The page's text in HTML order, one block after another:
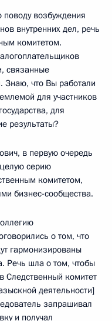
возбуждения
внутренних дел, речь
комитетом.
связанные
Знаю, что Вы работали
для участников
для
результаты?
в первую очередь
серию
комитетом,
бизнес-сообщества.
о том, что
гармонизированы
Речь шла о том, чтобы
Следственный комитет
деятельности]
запрашивал
и получал